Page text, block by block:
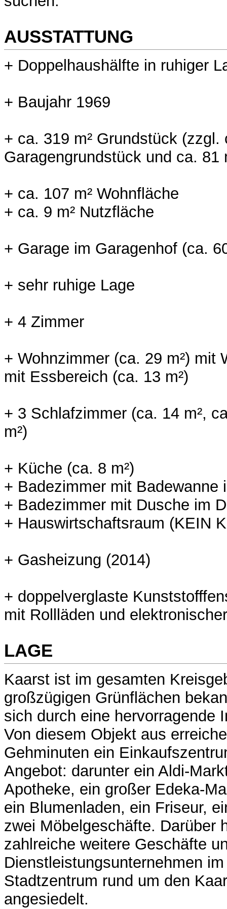
AUSSTATTUNG
+ Doppelhaushälfte in ruhiger
+ Baujahr 1969
+ ca. 319 m² Grundstück (zzgl.
Garagengrundstück und ca. 81
+ ca. 107 m² Wohnfläche
+ ca. 9 m² Nutzfläche
+ Garage im Garagenhof (ca.
+ sehr ruhige Lage
+ 4 Zimmer
+ Wohnzimmer (ca. 29 m²) mit
mit Essbereich (ca. 13 m²)
+ 3 Schlafzimmer (ca. 14 m²,
m²)
+ Küche (ca. 8 m²)
+ Badezimmer mit Badewanne
+ Badezimmer mit Dusche im
+ Hauswirtschaftsraum (KEIN
+ Gasheizung (2014)
+ doppelverglaste
mit Rollläden und
LAGE
Kaarst ist im gesamten
großzügigen Grünflächen
sich durch eine hervorragende
Von diesem Objekt aus
Gehminuten ein
Angebot: darunter ein Aldi-
Apotheke, ein großer Edeka-
ein Blumenladen, ein Friseur,
zwei Möbelgeschäfte. Darüber
zahlreiche weitere Geschäfte
Dienstleistungsunternehmen
Stadtzentrum rund um den
angesiedelt.